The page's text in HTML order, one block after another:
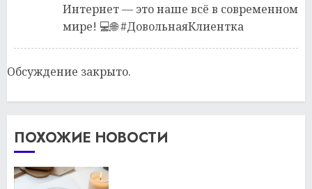
Интернет — это наше всё в современном
мире! 💻🌐 #ДовольнаяКлиентка
Обсуждение закрыто.
ПОХОЖИЕ НОВОСТИ